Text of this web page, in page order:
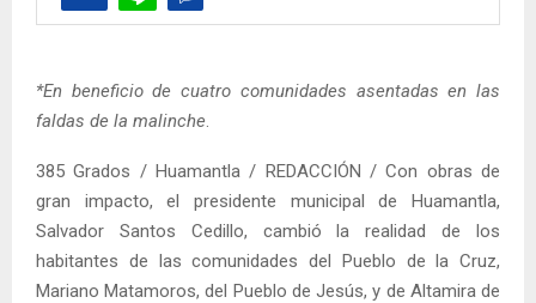
*En beneficio de cuatro comunidades asentadas en las
faldas de la malinche
385 Grados / Huamantla / REDACCIÓN / Con obras de
gran impacto, el presidente municipal de Huamantla,
Salvador Santos Cedillo, cambió la realidad de los
habitantes de las comunidades del Pueblo de la Cruz,
Mariano Matamoros, del Pueblo de Jesús, y de Altamira de